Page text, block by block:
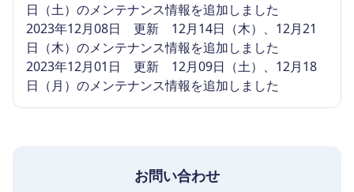
日（土）のメンテナンス情報を追加しました
2023年12月08日 更新 12月14日（木）、12月21
日（木）のメンテナンス情報を追加しました
2023年12月01日 更新 12月09日（土）、12月18
日（月）のメンテナンス情報を追加しました
お問い合わせ